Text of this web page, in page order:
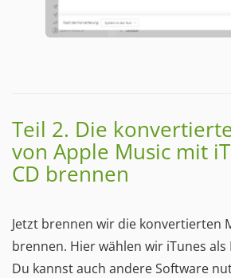
Teil 2. Die
von Apple Music mit
CD brennen
Jetzt brennen wir die konvertierten
brennen. Hier wählen wir iTunes als
Du kannst auch andere Software